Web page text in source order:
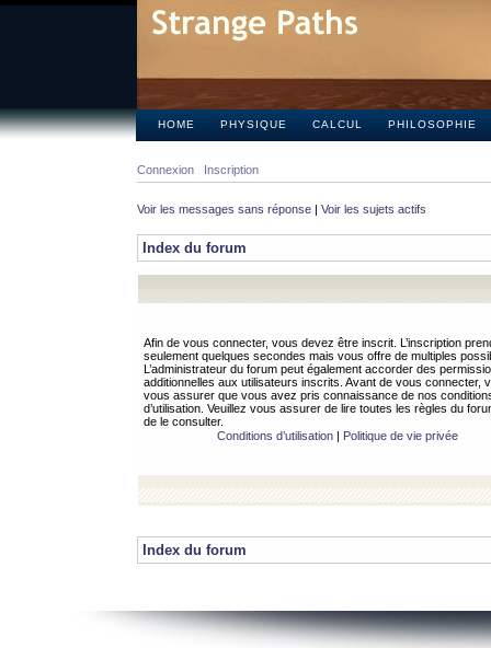
HOME PHYSIQUE CALCUL PHILOSOPHIE
Connexion Inscription
Voir les messages sans réponse | Voir les sujets actifs
Index du forum
Afin de vous connecter, vous devez être inscrit. L’inscription
seulement quelques secondes mais vous offre de multiples
L’administrateur du forum peut également accorder des
additionnelles aux utilisateurs inscrits. Avant de vous connecter,
vous assurer que vous avez pris connaissance de nos
d’utilisation. Veuillez vous assurer de lire toutes les règles du
de le consulter.
Conditions d’utilisation| Politique de vie privée
Index du forum